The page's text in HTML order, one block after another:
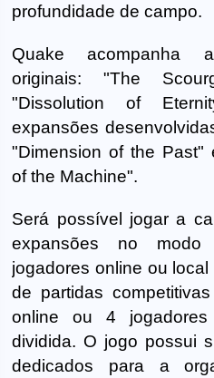
profundidade de campo.
Quake acompanha
originais: "The
"Dissolution of
expansões
"Dimension of the Past"
of the Machine".
Será possível jogar a
expansões no
jogadores online ou
de partidas
online ou 4
dividida. O jogo possui
dedicados para a